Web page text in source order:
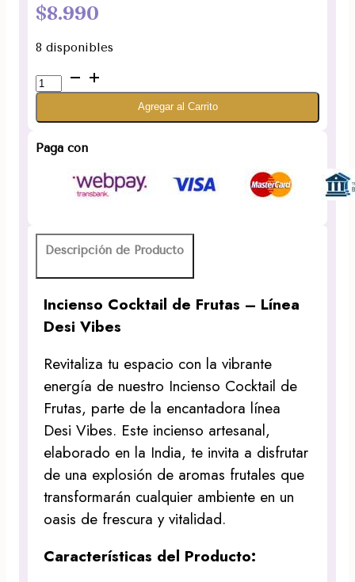
$8.990
8 disponibles
Incienso
Cocktail
Desi
cantidad
Agregar al Carrito
Paga con
Descripción de Producto
Incienso Cocktail de Frutas – Línea
Desi Vibes
Revitaliza tu espacio con la vibrante
energía de nuestro Incienso Cocktail de
Frutas, parte de la encantadora línea
Desi Vibes. Este incienso artesanal,
elaborado en la India, te invita a disfrutar
de una explosión de aromas frutales que
transformarán cualquier ambiente en un
oasis de frescura y vitalidad.
Características del Producto: